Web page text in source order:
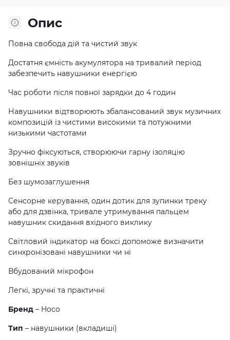
Опис
Повна свобода дій та чистий звук
Достатня ємність акумулятора на тривалий період
забезпечить навушники енергією
Час роботи після повної зарядки до 4 годин
Навушники відтворюють збалансований звук музичних
композицій із чистими високими та потужними
низькими частотами
Зручно фіксуються, створюючи гарну ізоляцію
зовнішніх звуків
Без шумозаглушення
Сенсорне керування, один дотик для зупинки треку
або для дзвінка, тривале утримування пальцем
навушник скидання вхідного виклику
Світловий індикатор на боксі допоможе визначити
синхронізовані навушники чи ні
Вбудований мікрофон
Легкі, зручні та практичні
Бренд – Hoco
Тип – навушники (вкладиші)